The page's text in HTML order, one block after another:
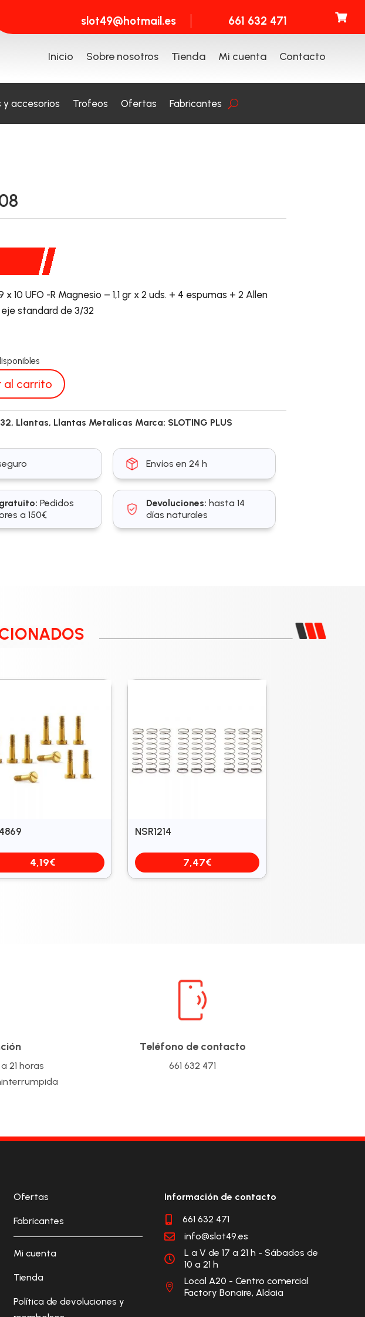
slot49@hotmail.es 661 632 471 
Inicio Sobre nosotros Tienda Mi cuenta Contacto
y accesorios Trofeos Ofertas Fabricantes
x 10 UFO -R Magnesio – 1,1 gr x 2 uds. + 4 espumas + 2 Allen
standard de 3/32
al carrito
, Llantas, Llantas Metalicas Marca: SLOTING PLUS
Envíos en 24 h
Pedidos
a 150€
Devoluciones: hasta 14
días naturales
4,19€
NSR1214
7,47€
21 horas
Teléfono de contacto
661 632 471
Ofertas
Fabricantes
Mi cuenta
Tienda
Política de devoluciones y
Información de contacto
 661 632 471
 info@slot49.es

L a V de 17 a 21 h - Sábados de
10 a 21 h

Local A20 - Centro comercial
Factory Bonaire, Aldaia